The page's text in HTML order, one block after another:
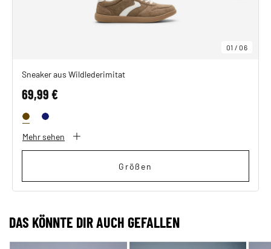
01 /06
Sneaker aus Wildlederimitat
69,99 €
Mehr sehen
Größen
DAS KÖNNTE DIR AUCH GEFALLEN